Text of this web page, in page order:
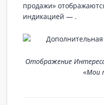
продажи»
индикацией — .
Отображение
«Мои